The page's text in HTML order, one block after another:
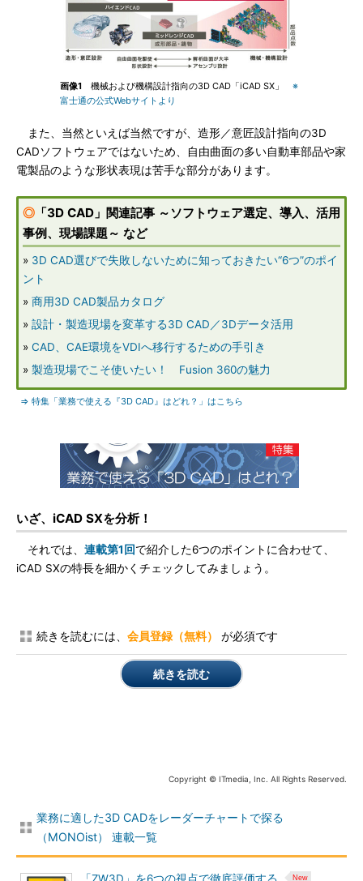
画像1 機械および機構設計指向の3D CAD「iCAD SX」 ※
富士通の公式Webサイトより
また、当然といえば当然ですが、造形／意匠設計指向の3D
CADソフトウェアではないため、自由曲面の多い自動車部品や家
電製品のような形状表現は苦手な部分があります。
◎ 「3D CAD」関連記事 ～ソフトウェア選定、導入、活用
事例、現場課題～ など
» 3D CAD選びで失敗しないために知っておきたい“6つ”のポイ
ント
» 商用3D CAD製品カタログ
» 設計・製造現場を変革する3D CAD／3Dデータ活用
» CAD、CAE環境をVDIへ移行するための手引き
» 製造現場でこそ使いたい！ Fusion 360の魅力
⇒ 特集「業務で使える『3D CAD』はどれ？」はこちら
いざ、iCAD SXを分析！
それでは、 連載第1回で紹介した6つのポイントに合わせて、
iCAD SXの特長を細かくチェックしてみましょう。
続きを読むには、 会員登録（無料） が必須です
続きを読む
Copyright © ITmedia, Inc. All Rights Reserved.
業務に適した3D CADをレーダーチャートで探る
（MONOist） 連載一覧